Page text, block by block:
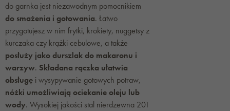
do garnka jest niezawodnym pomocnikiem
do smażenia i gotowania. Łatwo
przygotujesz w nim frytki, krokiety, nuggetsy z
kurczaka czy krążki cebulowe, a także
posłuży jako durszlak do makaronu i
warzyw. Składana rączka ułatwia
obsługę i wysypywanie gotowych potraw,
nóżki umożliwiają ociekanie oleju lub
wody. Wysokiej jakości stal nierdzewna 201